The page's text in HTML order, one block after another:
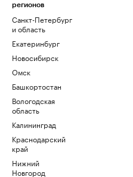
регионов
Санкт-Петербург
и область
Екатеринбург
Новосибирск
Омск
Башкортостан
Вологодская
область
Калининград
Краснодарский
край
Нижний
Новгород